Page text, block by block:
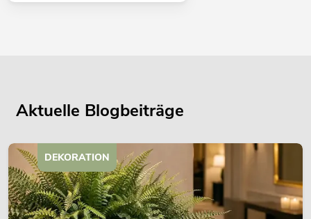
Aktuelle Blogbeiträge
DEKORATION